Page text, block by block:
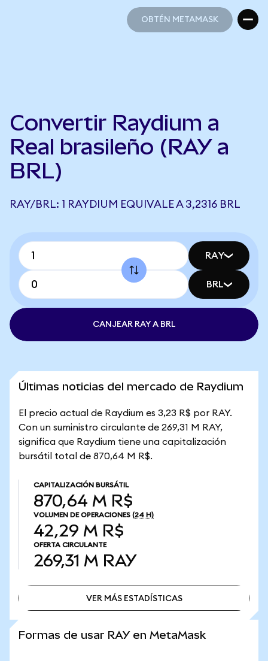
OBTÉN METAMASK
Convertir Raydium a
Real brasileño (RAY a
BRL)
RAY/BRL: 1 RAYDIUM EQUIVALE A 3,2316 BRL
RAY
BRL
CANJEAR RAY A BRL
Últimas noticias del mercado de Raydium
El precio actual de Raydium es 3,23 R$ por RAY.
Con un suministro circulante de 269,31 M RAY,
significa que Raydium tiene una capitalización
bursátil total de 870,64 M R$.
CAPITALIZACIÓN BURSÁTIL
870,64 M R$
VOLUMEN DE OPERACIONES (24 H)
42,29 M R$
OFERTA CIRCULANTE
269,31 M RAY
VER MÁS ESTADÍSTICAS
Formas de usar RAY en MetaMask